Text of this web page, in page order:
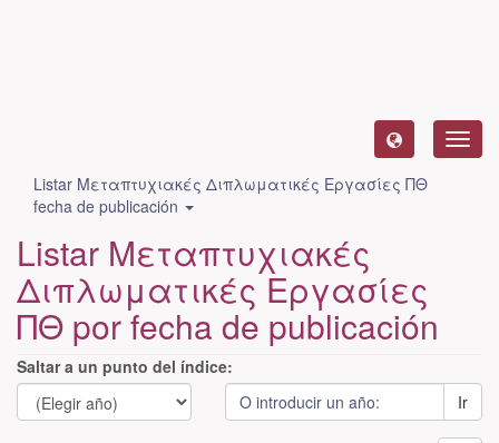
Listar Μεταπτυχιακές Διπλωματικές Εργασίες ΠΘ
fecha de publicación
Listar Μεταπτυχιακές
Διπλωματικές Εργασίες
ΠΘ por fecha de publicación
Saltar a un punto del índice:
Ir